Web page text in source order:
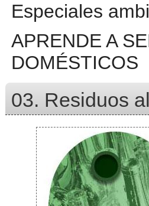
Especiales
APRENDE A
DOMÉSTICOS
03. Residuos